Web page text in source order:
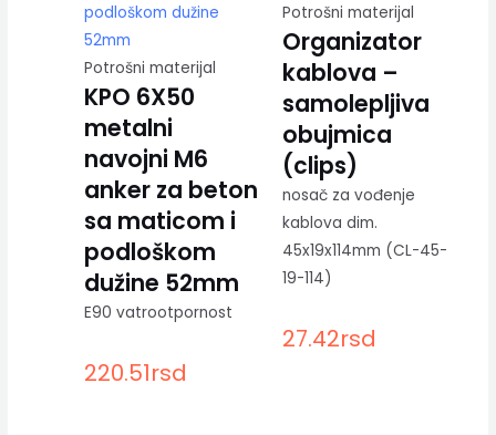
Potrošni materijal
KPO 6X50
metalni
navojni M6
anker za beton
sa maticom i
podloškom
dužine 52mm
E90 vatrootpornost
220.51rsd
Potrošni materijal
Organizator
kablova –
samolepljiva
obujmica
(clips)
nosač za vođenje
kablova dim.
45x19x114mm (CL-45-
19-114)
27.42rsd